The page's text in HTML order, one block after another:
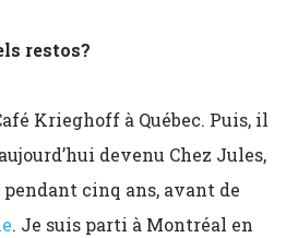
restos?
Krieghoff à Québec. Puis, il
devenu Chez Jules,
pendant cinq ans, avant de
. Je suis parti à Montréal en